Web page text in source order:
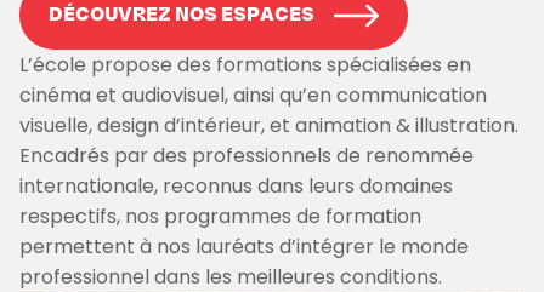
DÉCOUVREZ NOS ESPACES
L’école propose des formations spécialisées en
cinéma et audiovisuel, ainsi qu’en communication
visuelle, design d’intérieur, et animation & illustration.
Encadrés par des professionnels de renommée
internationale, reconnus dans leurs domaines
respectifs, nos programmes de formation
permettent à nos lauréats d’intégrer le monde
professionnel dans les meilleures conditions.